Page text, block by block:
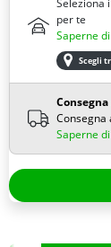
Seleziona
per te
Saperne
Scegli
Consegna
Saperne